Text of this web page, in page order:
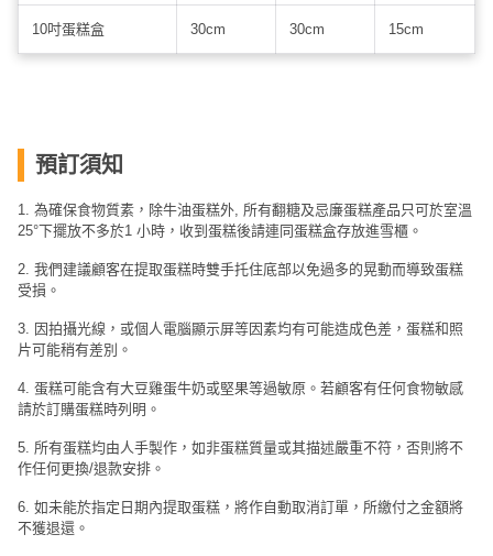
10吋蛋糕盒 30cm 30cm 15cm
預訂須知
1. 為確保食物質素，除牛油蛋糕外, 所有翻糖及忌廉蛋糕產品只可於室溫
25°下擺放不多於1 小時，收到蛋糕後請連同蛋糕盒存放進雪櫃。
2. 我們建議顧客在提取蛋糕時雙手托住底部以免過多的晃動而導致蛋糕
受損。
3. 因拍攝光線，或個人電腦顯示屏等因素均有可能造成色差，蛋糕和照
片可能稍有差別。
4. 蛋糕可能含有大豆雞蛋牛奶或堅果等過敏原。若顧客有任何食物敏感
請於訂購蛋糕時列明。
5. 所有蛋糕均由人手製作，如非蛋糕質量或其描述嚴重不符，否則將不
作任何更換/退款安排。
6. 如未能於指定日期內提取蛋糕，將作自動取消訂單，所繳付之金額將
不獲退還。